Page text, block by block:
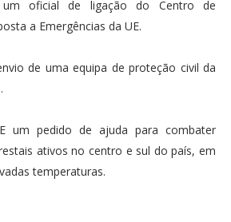
um oficial de ligação do Centro de
a Emergências da UE.
de uma equipa de proteção civil da
um pedido de ajuda para combater
ativos no centro e sul do país, em
temperaturas.